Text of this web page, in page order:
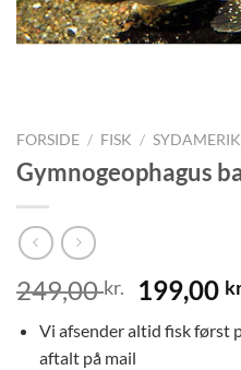
FORSIDE / FISK /
Gymnogeophagus
249,00kr.
Den
pris
199,00
Vi afsender altid fisk først
aftalt på mail